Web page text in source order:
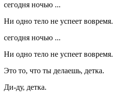
сегодня ночью ...
Ни одно тело не успеет вовремя.
сегодня ночью ...
Ни одно тело не успеет вовремя.
Это то, что ты делаешь, детка.
Ди-ду, детка.